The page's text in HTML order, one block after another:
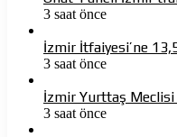
3 saat önce
İzmir İtfaiyesi’ne
3 saat önce
İzmir Yurttaş Meclisi
3 saat önce